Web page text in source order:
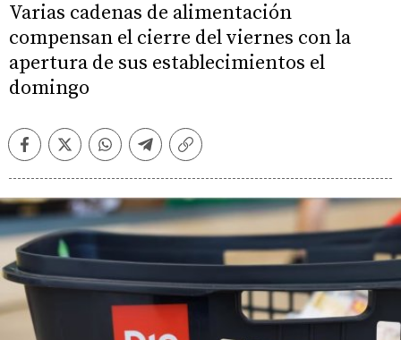
Varias cadenas de alimentación
compensan el cierre del viernes con la
apertura de sus establecimientos el
domingo
FacebookTwitterWhatsappTelegramCopiar